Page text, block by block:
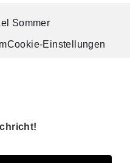
Sommer
Cookie-Einstellungen